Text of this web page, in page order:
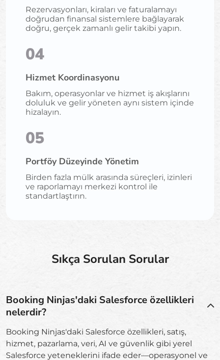
Rezervasyonları, kiraları ve faturalamayı
doğrudan finansal sistemlere bağlayarak
doğru, gerçek zamanlı gelir takibi yapın.
04
Hizmet Koordinasyonu
Bakım, operasyonlar ve hizmet iş akışlarını
doluluk ve gelir yöneten aynı sistem içinde
hizalayın.
05
Portföy Düzeyinde Yönetim
Birden fazla mülk arasında süreçleri, izinleri
ve raporlamayı merkezi kontrol ile
standartlaştırın.
Sıkça Sorulan Sorular
Booking Ninjas'daki Salesforce özellikleri
nelerdir?
Booking Ninjas'daki Salesforce özellikleri, satış,
hizmet, pazarlama, veri, AI ve güvenlik gibi yerel
Salesforce yeteneklerini ifade eder—operasyonel ve